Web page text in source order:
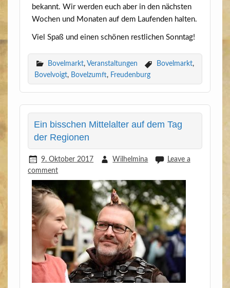
bekannt. Wir wer­den euch aber in den nächs­ten
Wochen und Mona­ten auf dem Lau­fen­den halten.
Viel Spaß und einen schö­nen rest­li­chen Sonntag!
Bovelmarkt, Veranstaltungen Bovelmarkt,
Bovelvoigt, Bovelzumft, Freudenburg
Ein bisschen Mittelalter auf dem Tag
der Regionen
9. Oktober 2017 Wilhelmina
Leave a
comment